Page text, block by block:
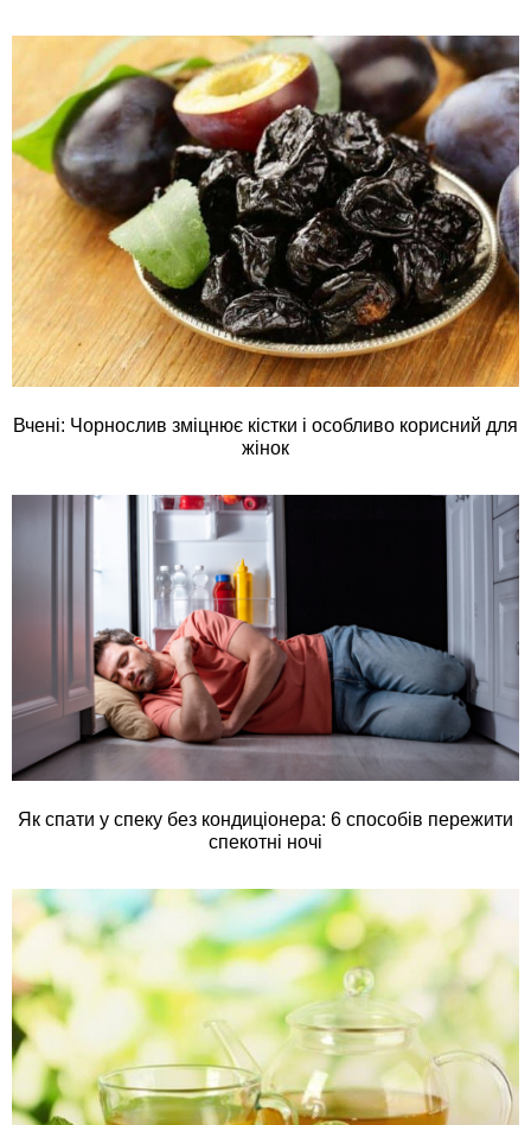
Вчені: Чорнослив зміцнює кістки і особливо корисний для
жінок
Як спати у спеку без кондиціонера: 6 способів пережити
спекотні ночі